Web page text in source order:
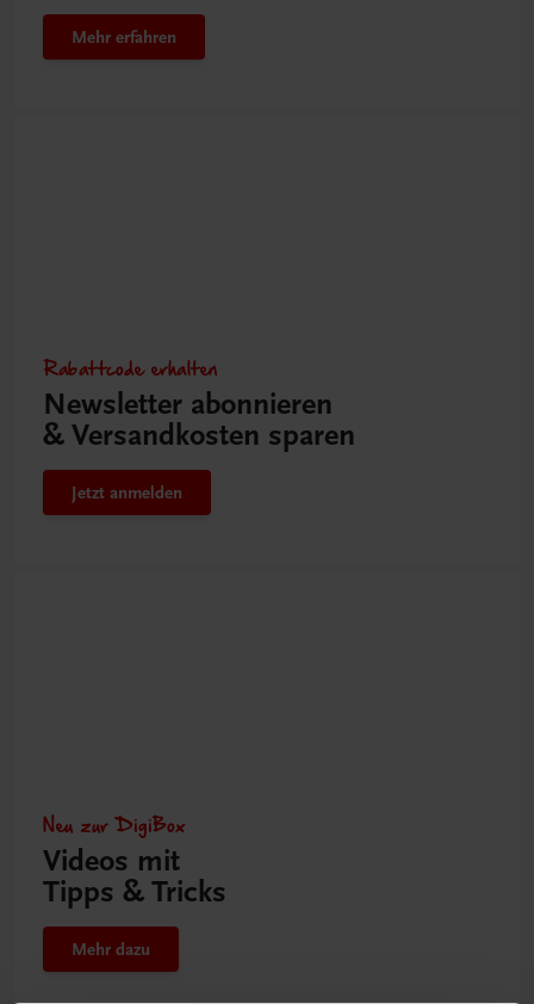
Mehr erfahren
Rabattcode erhalten
Newsletter abonnieren
& Versandkosten sparen
Jetzt anmelden
Neu zur DigiBox
Videos mit
Tipps & Tricks
Mehr dazu